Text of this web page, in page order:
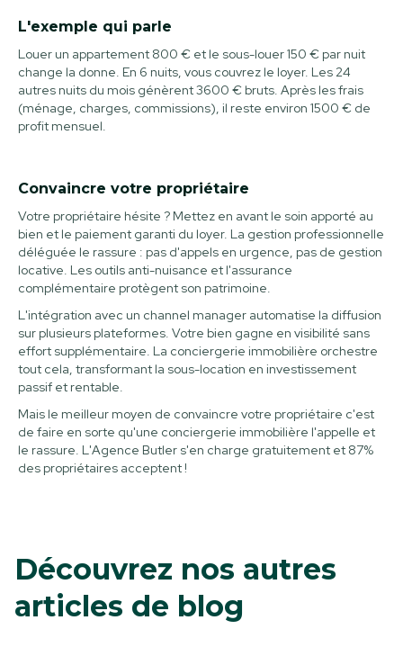
L'exemple qui parle
Louer un appartement 800 € et le sous-louer 150 € par nuit
change la donne. En 6 nuits, vous couvrez le loyer. Les 24
autres nuits du mois génèrent 3600 € bruts. Après les frais
(ménage, charges, commissions), il reste environ 1500 € de
profit mensuel.
Convaincre votre propriétaire
Votre propriétaire hésite ? Mettez en avant le soin apporté au
bien et le paiement garanti du loyer. La gestion professionnelle
déléguée le rassure : pas d'appels en urgence, pas de gestion
locative. Les outils anti-nuisance et l'assurance
complémentaire protègent son patrimoine.
L'intégration avec un channel manager automatise la diffusion
sur plusieurs plateformes. Votre bien gagne en visibilité sans
effort supplémentaire. La conciergerie immobilière orchestre
tout cela, transformant la sous-location en investissement
passif et rentable.
Mais le meilleur moyen de convaincre votre propriétaire c'est
de faire en sorte qu'une conciergerie immobilière l'appelle et
le rassure. L'Agence Butler s'en charge gratuitement et 87%
des propriétaires acceptent !
Découvrez nos autres
articles de blog